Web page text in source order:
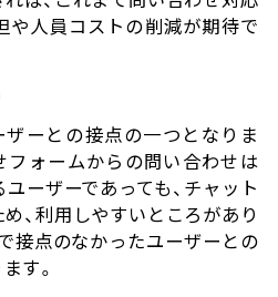
や人員コストの削減が期待で
ザーとの接点の一つとなりま
フォームからの問い合わせは
ーザーであっても、チャット
、利用しやすいところがあり
接点のなかったユーザーとの
す。